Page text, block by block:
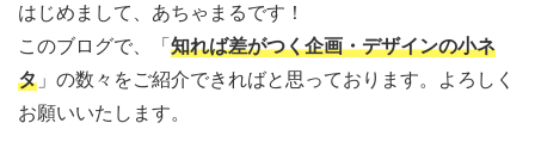
はじめまして、あちゃまるです！
このブログで、「知れば差がつく企画・デザインの小ネ
タ 」の数々をご紹介できればと思っております。よろしく
お願いいたします。